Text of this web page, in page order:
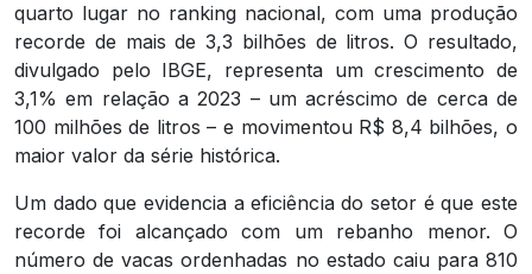
quarto lugar no ranking nacional, com uma produção
recorde de mais de 3,3 bilhões de litros. O resultado,
divulgado pelo IBGE, representa um crescimento de
3,1% em relação a 2023 – um acréscimo de cerca de
100 milhões de litros – e movimentou R$ 8,4 bilhões, o
maior valor da série histórica.
Um dado que evidencia a eficiência do setor é que este
recorde foi alcançado com um rebanho menor. O
número de vacas ordenhadas no estado caiu para 810